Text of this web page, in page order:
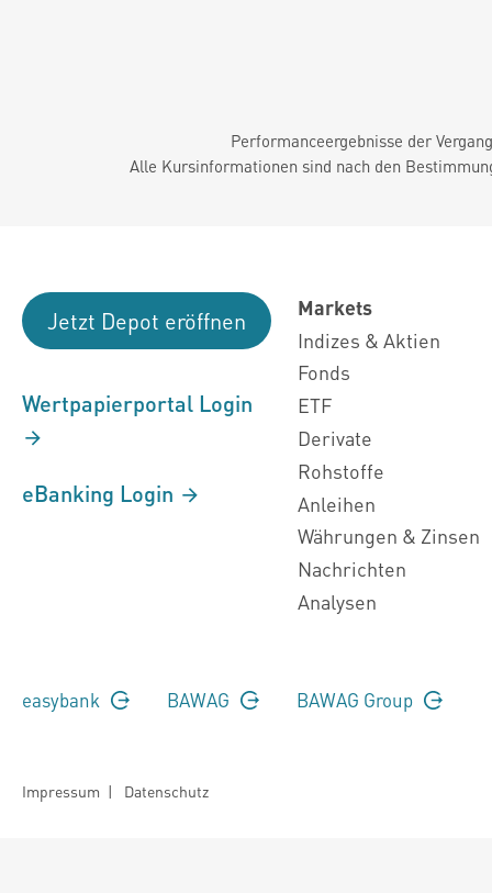
Performanceergebnisse der
Alle Kursinformationen sind nach den
Jetzt Depot eröffnen
Wertpapierportal Login
eBanking Login
Markets
Indizes & Aktien
Fonds
ETF
Derivate
Rohstoffe
Anleihen
Währungen & Zinsen
Nachrichten
Analysen
easybank BAWAG BAWAG Group
Impressum | Datenschutz